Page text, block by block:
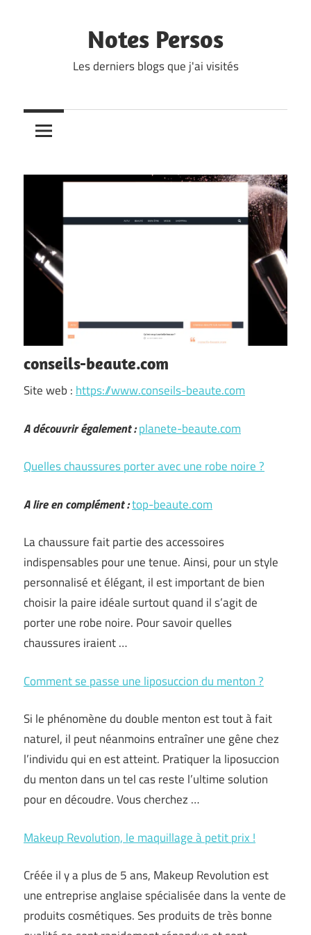
Notes Persos
Les derniers blogs que j'ai visités
conseils-beaute.com
Site web : https://www.conseils-beaute.com
A découvrir également :planete-beaute.com
Quelles chaussures porter avec une robe noire ?
A lire en complément :top-beaute.com
La chaussure fait partie des accessoires
indispensables pour une tenue. Ainsi, pour un style
personnalisé et élégant, il est important de bien
choisir la paire idéale surtout quand il s’agit de
porter une robe noire. Pour savoir quelles
chaussures iraient …
Comment se passe une liposuccion du menton ?
Si le phénomène du double menton est tout à fait
naturel, il peut néanmoins entraîner une gêne chez
l’individu qui en est atteint. Pratiquer la liposuccion
du menton dans un tel cas reste l’ultime solution
pour en découdre. Vous cherchez …
Makeup Revolution, le maquillage à petit prix !
Créée il y a plus de 5 ans, Makeup Revolution est
une entreprise anglaise spécialisée dans la vente de
produits cosmétiques. Ses produits de très bonne